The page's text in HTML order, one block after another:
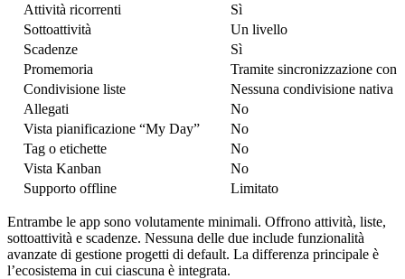
Attività ricorrenti
Sì
Sottoattività
Un livello
Scadenze
Sì
Promemoria
Tramite sincronizzazione con
Condivisione liste
Nessuna condivisione nativa
Allegati
No
Vista pianificazione “My Day”
No
Tag o etichette
No
Vista Kanban
No
Supporto offline
Limitato
Entrambe le app sono volutamente minimali. Offrono attività, liste,
sottoattività e scadenze. Nessuna delle due include funzionalità
avanzate di gestione progetti di default. La differenza principale è
l’ecosistema in cui ciascuna è integrata.